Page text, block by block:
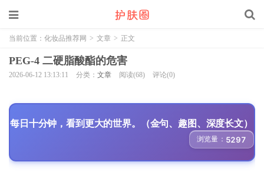
当前位置： 化妆品推荐网 > 文章 > 正文
PEG-4 二硬脂酸酯的危害
2026-06-12 13:13:11 分类： 文章 阅读(68) 评论(0)
每日十分钟，看到更大的世界。（金句、趣图、深度长文）
浏览量： 5297